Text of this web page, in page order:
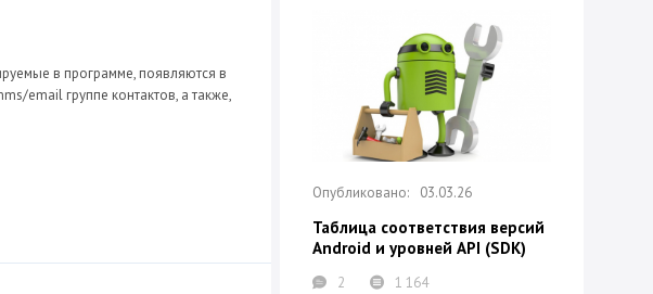
в программе, появляются в
email группе контактов, а также,
03.03.26
Таблица соответствия версий
Android и уровней API (SDK)
2 1 164